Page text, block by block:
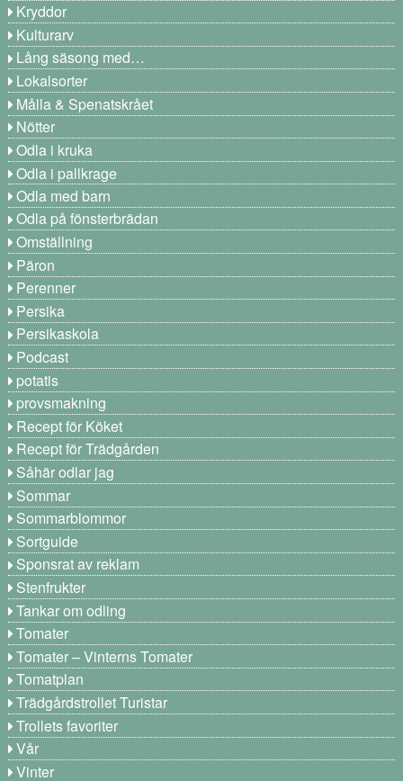
Kryddor
Kulturarv
Lång säsong med…
Lokalsorter
Målla & Spenatskrået
Nötter
Odla i kruka
Odla i pallkrage
Odla med barn
Odla på fönsterbrädan
Omställning
Päron
Perenner
Persika
Persikaskola
Podcast
potatis
provsmakning
Recept för Köket
Recept för Trädgården
Såhär odlar jag
Sommar
Sommarblommor
Sortguide
Sponsrat av reklam
Stenfrukter
Tankar om odling
Tomater
Tomater – Vinterns Tomater
Tomatplan
Trädgårdstrollet Turistar
Trollets favoriter
Vår
Vinter